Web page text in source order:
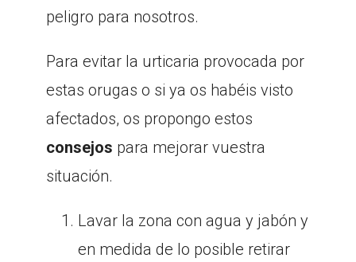
peligro para nosotros.
Para evitar la urticaria provocada por
estas orugas o si ya os habéis visto
afectados, os propongo estos
consejos para mejorar vuestra
situación.
Lavar la zona con agua y jabón y
en medida de lo posible retirar